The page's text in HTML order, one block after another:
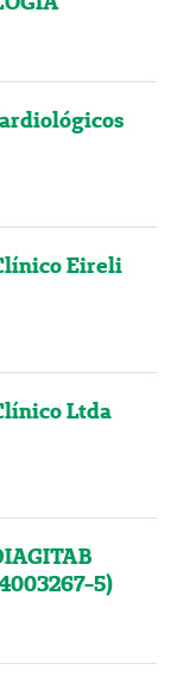
Eireli
Ltda
5)